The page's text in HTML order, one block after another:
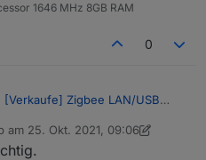
1646 MHz 8GB RAM
0
[Verkaufe] Zigbee LAN/USB
am 25. Okt. 2021, 09:06
von klassisch